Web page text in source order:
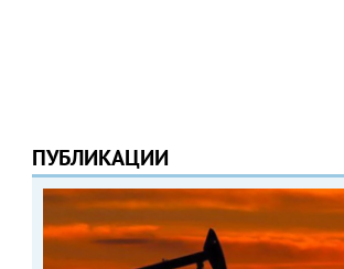
ПУБЛИКАЦИИ